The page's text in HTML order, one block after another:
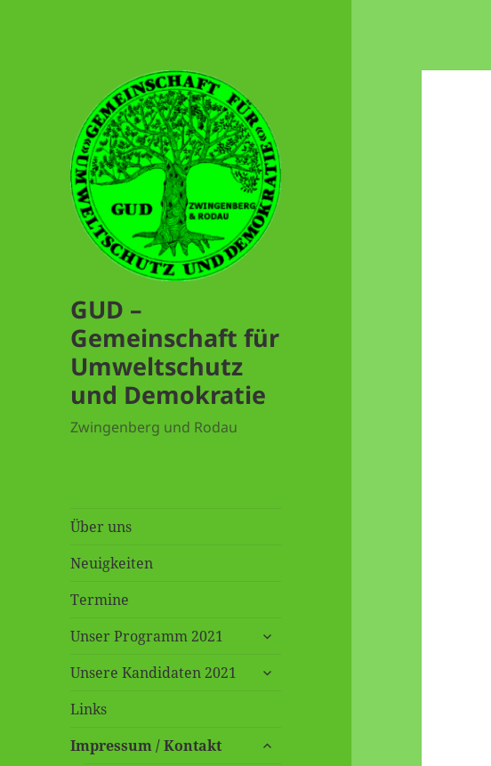
GUD –
Gemeinschaft für
Umweltschutz
und Demokratie
Zwingenberg und Rodau
Über uns
Neuigkeiten
Termine
Unser Programm 2021
untermenü
Unsere Kandidaten 2021
untermenü
Links
Impressum / Kontakt
untermenü